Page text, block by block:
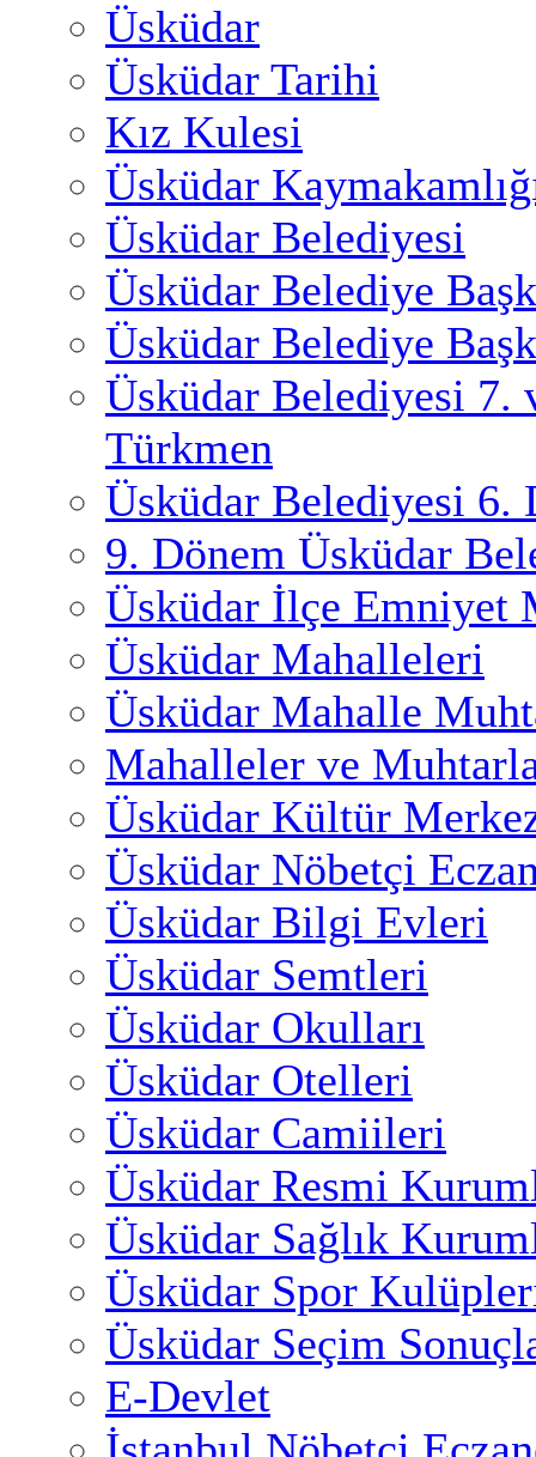
Üsküdar
Üsküdar Tarihi
Kız Kulesi
Üsküdar
Üsküdar Belediyesi
Üsküdar Belediye
Üsküdar Belediye
Üsküdar Belediyesi 7.
Türkmen
Üsküdar Belediyesi 6.
9. Dönem Üsküdar
Üsküdar İlçe Emniyet
Üsküdar Mahalleleri
Üsküdar Mahalle
Mahalleler ve
Üsküdar Kültür
Üsküdar Nöbetçi
Üsküdar Bilgi Evleri
Üsküdar Semtleri
Üsküdar Okulları
Üsküdar Otelleri
Üsküdar Camiileri
Üsküdar Resmi
Üsküdar Sağlık
Üsküdar Spor
Üsküdar Seçim
E-Devlet